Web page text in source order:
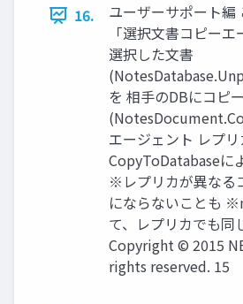
16.
ユーザーサポート編
「選択文書コピー
選択した文書
を 相手のDBにコピー
エージェント レプリ
CopyToDatabaseに
※レプリカが異なる
にならないことも
て、レプリカでも同
Copyright © 2015
rights reserved. 15